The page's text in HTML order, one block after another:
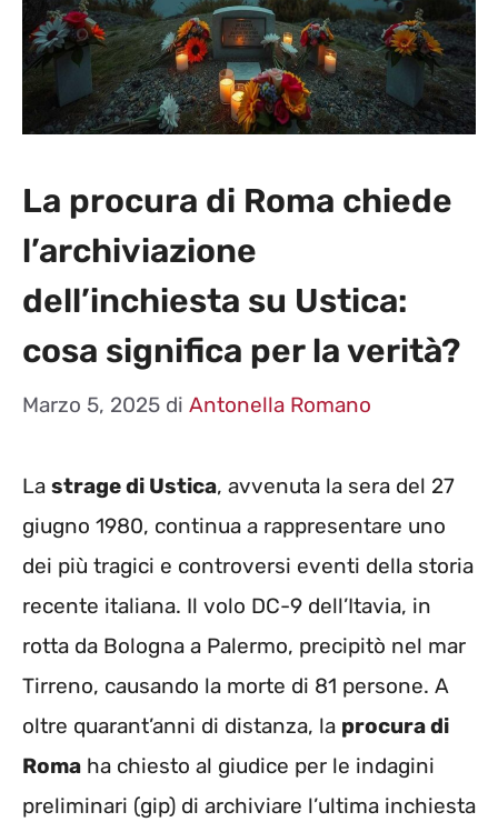
La procura di Roma chiede
l’archiviazione
dell’inchiesta su Ustica:
cosa significa per la verità?
Marzo 5, 2025 di Antonella Romano
La strage di Ustica, avvenuta la sera del 27
giugno 1980, continua a rappresentare uno
dei più tragici e controversi eventi della storia
recente italiana. Il volo DC-9 dell’Itavia, in
rotta da Bologna a Palermo, precipitò nel mar
Tirreno, causando la morte di 81 persone. A
oltre quarant’anni di distanza, la procura di
Roma ha chiesto al giudice per le indagini
preliminari (gip) di archiviare l’ultima inchiesta